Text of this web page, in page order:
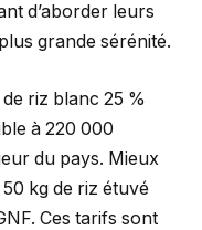
d’aborder leurs
grande sérénité.
riz blanc 25 %
à 220 000
du pays. Mieux
kg de riz étuvé
Ces tarifs sont